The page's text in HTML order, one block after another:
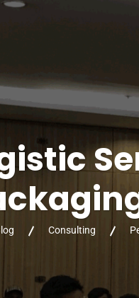
Consulting